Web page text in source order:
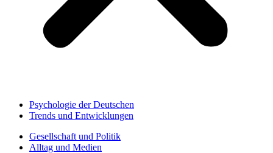
Psychologie der Deutschen
Trends und Entwicklungen
Gesellschaft und Politik
Alltag und Medien